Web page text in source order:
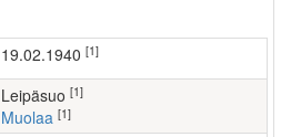
19.02.1940 [1]
Leipäsuo [1]
Muolaa [1]